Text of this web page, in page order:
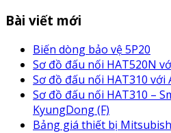
Bài viết mới
Biến dòng bảo vệ 5P20
Sơ đồ đấu nối HAT520N
Sơ đồ đấu nối HAT310 với
Sơ đồ đấu nối HAT310 –
KyungDong (F)
Bảng giá thiết bị